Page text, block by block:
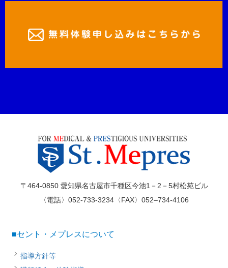
〒464-0850 愛知県名古屋市千種区今池1－2－5村松苑ビル
〈電話〉052-733-3234〈FAX〉052–734-4106
■セント・メプレスについて
指導方針等